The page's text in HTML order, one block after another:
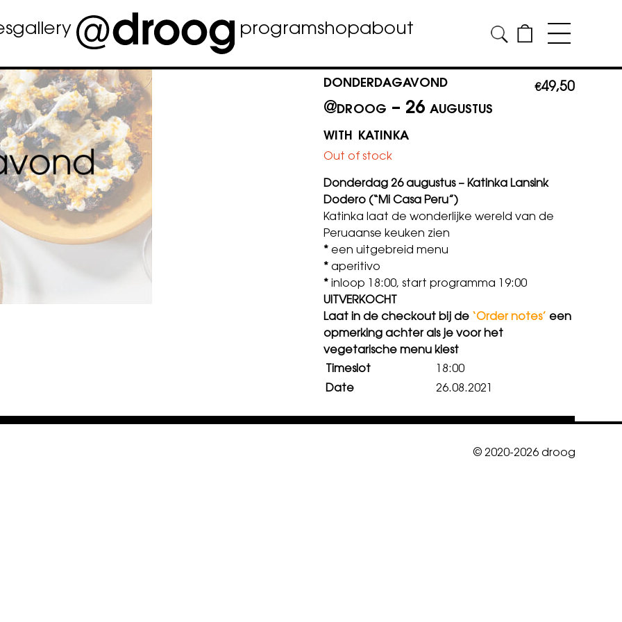
gallery programshopabout
donderdagavond
@droog – 26 augustus
with katinka
€49,50
Out of stock
Donderdag 26 augustus – Katinka Lansink
Dodero (“Mi Casa Peru”)
Katinka laat de wonderlijke wereld van de
Peruaanse keuken zien
*een uitgebreid menu
*aperitivo
*inloop 18:00, start programma 19:00
UITVERKOCHT
Laat in de checkout bij de ‘Order notes’ een
opmerking achter als je voor het
vegetarische menu kiest
Timeslot
18:00
Date
26.08.2021
© 2020-2026 droog